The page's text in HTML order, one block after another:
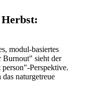
modul-basiertes
Burnout" sieht der
Perspektive.
naturgetreue